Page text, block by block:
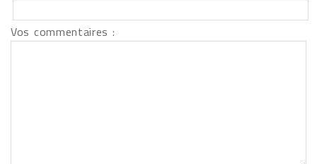
Vos commentaires :